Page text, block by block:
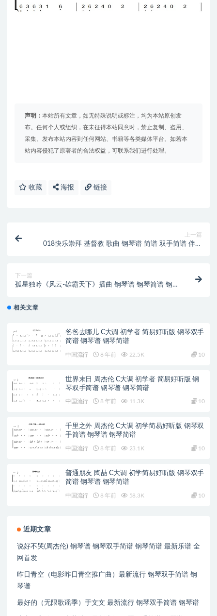
声明： 本站所有文章，如无特殊说明或标注，均为本站原创发
布。任何个人或组织，在未征得本站同意时，禁止复制、盗用、
采集、发布本站内容到任何网站、书籍等各类媒体平台。如若本
站内容侵犯了原著者的合法权益，可联系我们进行处理。
收藏 海报 链接
上一篇
018快乐崇拜 基督教 歌曲 钢琴谱 简谱 双手简谱 伴奏
下一篇
孤星独吟《风云-雄霸天下》插曲 钢琴谱 钢琴简谱 钢琴
相关文章
爸爸去哪儿 C大调 初学者 简易好听版 钢琴双手
简谱 钢琴谱 钢琴简谱
中国流行 8 年前 22.5K 10
世界末日 周杰伦 C大调 初学者 简易好听版 钢
琴双手简谱 钢琴谱 钢琴简谱
中国流行 8 年前 11.3K 10
千里之外 周杰伦 C大调 初学简易好听版 钢琴双
手简谱 钢琴谱 钢琴简谱
中国流行 8 年前 23.1K 10
普通朋友 陶喆 C大调 初学简易好听版 钢琴双手
简谱 钢琴谱 钢琴简谱
中国流行 8 年前 58.3K 10
近期文章
说好不哭(周杰伦) 钢琴谱 钢琴双手简谱 钢琴简谱 最新乐谱 全
网首发
昨日青空（电影昨日青空推广曲）最新流行 钢琴双手简谱 钢
琴谱
最好的（无限歌谣季）于文文 最新流行 钢琴双手简谱 钢琴谱